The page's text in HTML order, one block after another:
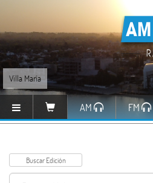
Villa María
AM FM